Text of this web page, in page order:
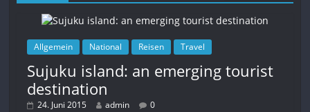
Allgemein National Reisen Travel
Sujuku island: an emerging tourist
destination
24. Juni 2015 admin 0